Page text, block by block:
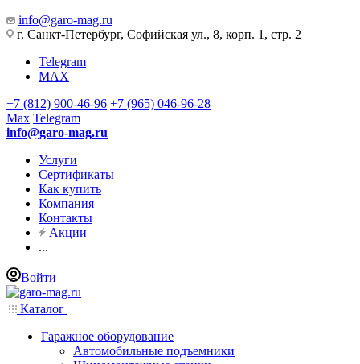
info@garo-mag.ru
г. Санкт-Петербург, Софийская ул., 8, корп. 1, стр. 2
Telegram
MAX
+7 (812) 900-46-96 +7 (965) 046-96-28
Max Telegram
info@garo-mag.ru
Услуги
Сертификаты
Как купить
Компания
Контакты
Акции
...
Войти
Каталог
Гаражное оборудование
Автомобильные подъемники